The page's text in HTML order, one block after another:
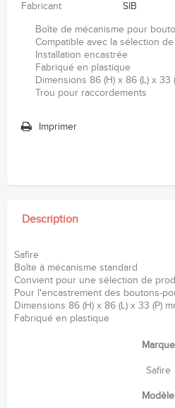
Fabricant SIB
Boîte de mécanisme pour
Compatible avec la sélection
Installation encastrée
Fabriqué en plastique
Dimensions 86 (H) x 86 (L) x 33
Trou pour raccordements
Imprimer
Description
Safire
Boîte à mécanisme standard
Convient pour une sélection de
Pour l'encastrement des boutons-
Dimensions 86 (H) x 86 (L) x 33 (P)
Fabriqué en plastique
Marque
Safire
Modèle